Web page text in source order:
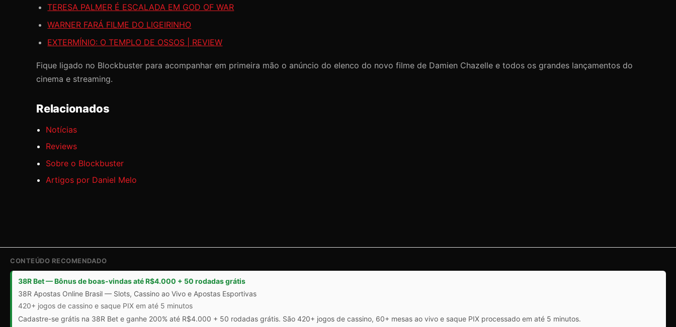
TERESA PALMER É ESCALADA EM GOD OF WAR
WARNER FARÁ FILME DO LIGEIRINHO
EXTERMÍNIO: O TEMPLO DE OSSOS | REVIEW
Fique ligado no Blockbuster para acompanhar em primeira mão o anúncio do elenco do novo filme de Damien Chazelle e todos os grandes lançamentos do
cinema e streaming.
Relacionados
Notícias
Reviews
Sobre o Blockbuster
Artigos por Daniel Melo
CONTEÚDO RECOMENDADO
38R Bet — Bônus de boas-vindas até R$4.000 + 50 rodadas grátis
38R Apostas Online Brasil — Slots, Cassino ao Vivo e Apostas Esportivas
420+ jogos de cassino e saque PIX em até 5 minutos
Cadastre-se grátis na 38R Bet e ganhe 200% até R$4.000 + 50 rodadas grátis. São 420+ jogos de cassino, 60+ mesas ao vivo e saque PIX processado em até 5 minutos.